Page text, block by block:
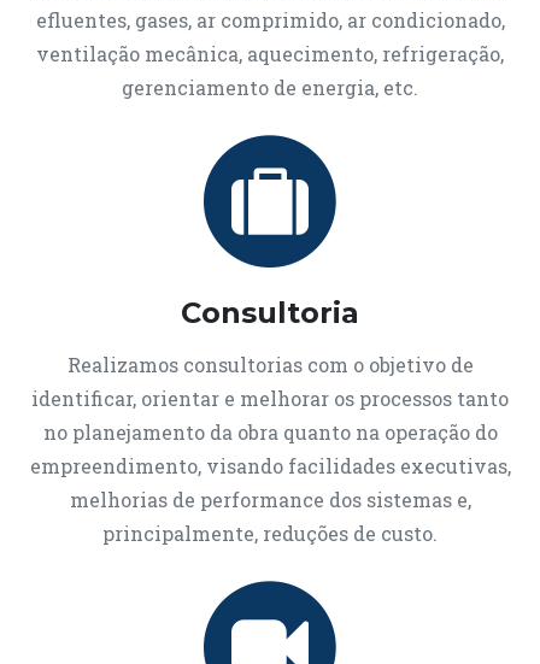
efluentes, gases, ar comprimido, ar condicionado,
ventilação mecânica, aquecimento, refrigeração,
gerenciamento de energia, etc.
Consultoria
Realizamos consultorias com o objetivo de
identificar, orientar e melhorar os processos tanto
no planejamento da obra quanto na operação do
empreendimento, visando facilidades executivas,
melhorias de performance dos sistemas e,
principalmente, reduções de custo.